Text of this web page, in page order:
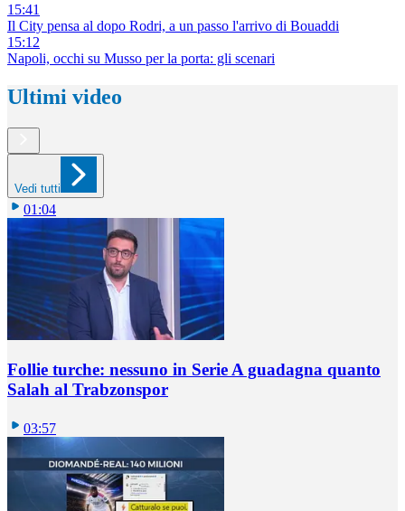
15:41
Il City pensa al dopo Rodri, a un passo l'arrivo di Bouaddi
15:12
Napoli, occhi su Musso per la porta: gli scenari
Ultimi video
Vedi tutti
01:04
Follie turche: nessuno in Serie A guadagna quanto
Salah al Trabzonspor
03:57